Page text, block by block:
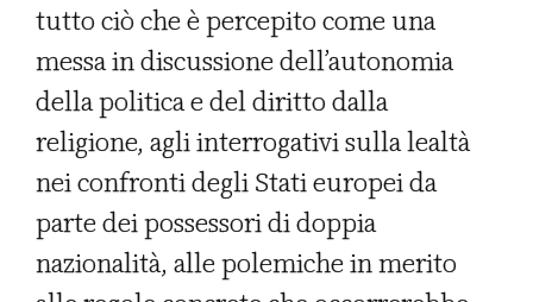
tutto ciò che è percepito come una
messa in discussione dell’autonomia
della politica e del diritto dalla
religione, agli interrogativi sulla lealtà
nei confronti degli Stati europei da
parte dei possessori di doppia
nazionalità, alle polemiche in merito